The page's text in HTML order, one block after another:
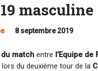
masculine
8 septembre 2019
matchentre l’Equipe de
lors du deuxième tour de la